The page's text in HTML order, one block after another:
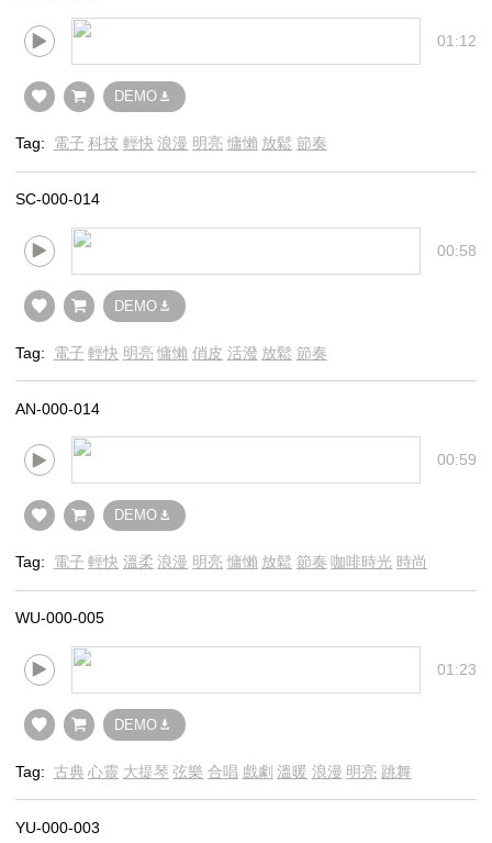
01:12
DEMO
Tag: 電子 科技 輕快 浪漫 明亮 慵懶 放鬆 節奏
SC-000-014
00:58
DEMO
Tag: 電子 輕快 明亮 慵懶 俏皮 活潑 放鬆 節奏
AN-000-014
00:59
DEMO
Tag: 電子 輕快 溫柔 浪漫 明亮 慵懶 放鬆 節奏 咖啡時光 時尚
WU-000-005
01:23
DEMO
Tag: 古典 心靈 大提琴 弦樂 合唱 戲劇 溫暖 浪漫 明亮 跳舞
YU-000-003